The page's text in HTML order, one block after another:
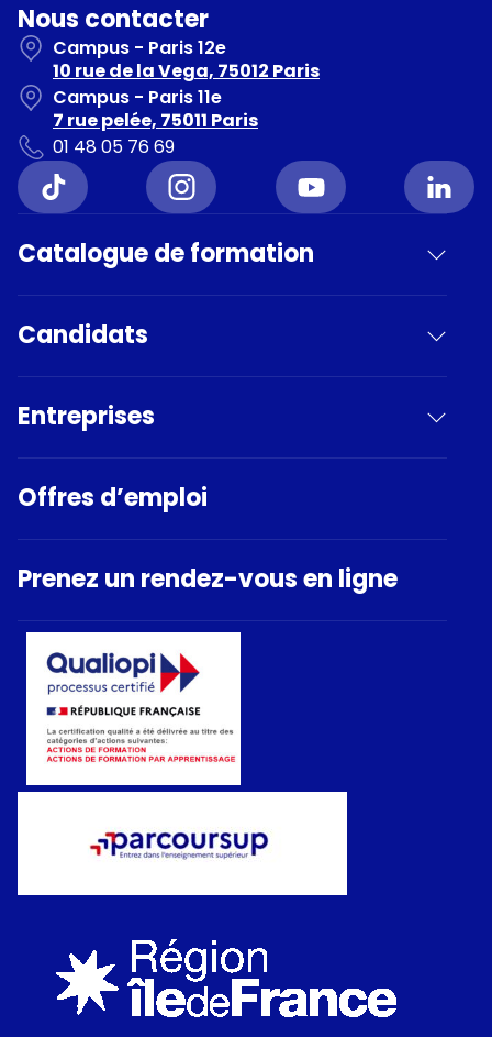
Nous contacter
Campus - Paris 12e
10 rue de la Vega, 75012 Paris
Campus - Paris 11e
7 rue pelée, 75011 Paris
01 48 05 76 69
Catalogue de formation
Candidats
Entreprises
Offres d’emploi
Prenez un rendez-vous en ligne